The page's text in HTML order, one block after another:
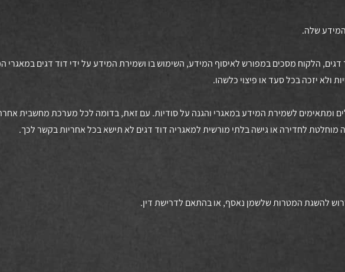
דגים, הלקוח מסכים במפורש לאיסוף המידע, השימוש בו ושמירת המידע על ידי דוד דגים
ולא יזכה בכל סעד או פיצוי כלשהו.
ומתאימים לשמירת המידע במאגרי והגנה על סודיות. עם זאת, בדומה לכל מערכת מחשבית
לחדירה או גישה בלתי מורשית למאגריה דוד דגים לא תישא בכל אחריות בקשר לכך.
להשגת המטרות שלשמן נאסף, או בהתאם לדרישת דין.